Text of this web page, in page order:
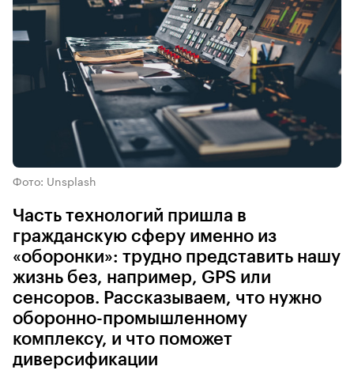
Фото: Unsplash
Часть технологий пришла в
гражданскую сферу именно из
«оборонки»: трудно представить нашу
жизнь без, например, GPS или
сенсоров. Рассказываем, что нужно
оборонно-промышленному
комплексу, и что поможет
диверсификации